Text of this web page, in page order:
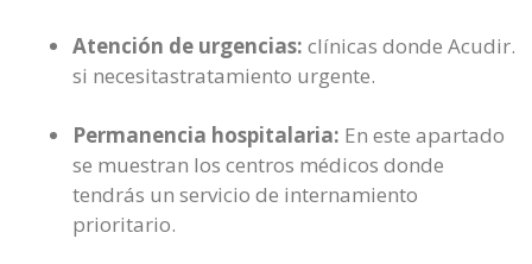
Atención de urgencias: clínicas donde Acudir.
si necesitastratamiento urgente.
Permanencia hospitalaria: En este apartado
se muestran los centros médicos donde
tendrás un servicio de internamiento
prioritario.